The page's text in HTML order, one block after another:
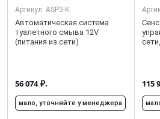
Артикул: ASP3-K
Автоматическая система
туалетного смыва 12V
(питания из сети)
56 074₽.
мало, уточняйте у менеджера
115